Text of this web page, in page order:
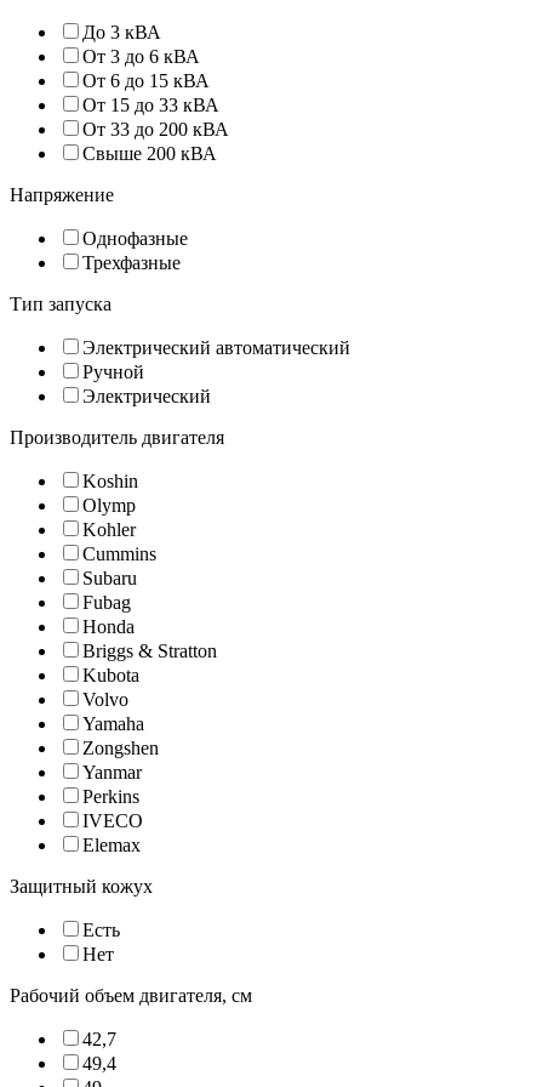
До 3 кВА
От 3 до 6 кВА
От 6 до 15 кВА
От 15 до 33 кВА
От 33 до 200 кВА
Свыше 200 кВА
Напряжение
Однофазные
Трехфазные
Тип запуска
Электрический автоматический
Ручной
Электрический
Производитель двигателя
Koshin
Olymp
Kohler
Cummins
Subaru
Fubag
Honda
Briggs & Stratton
Kubota
Volvo
Yamaha
Zongshen
Yanmar
Perkins
IVECO
Elemax
Защитный кожух
Есть
Нет
Рабочий объем двигателя, см
42,7
49,4